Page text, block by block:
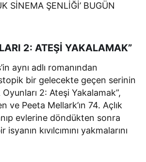
SİNEMA ŞENLİĞİ’ BUGÜN
2: ATEŞİ YAKALAMAK”
aynı adlı romanından
bir gelecekte geçen serinin
Oyunları 2: Ateşi Yakalamak”,
ve Peeta Mellark’ın 74. Açlık
evlerine döndükten sonra
isyanın kıvılcımını yakmalarını